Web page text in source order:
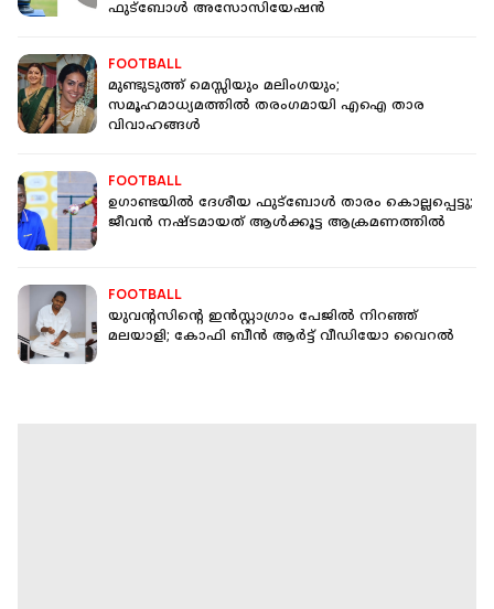
ഫുട്ബോൾ അസോസിയേഷൻ
FOOTBALL
മുണ്ടുടുത്ത് മെസ്സിയും മലിംഗയും;
സമൂഹമാധ്യമത്തിൽ തരംഗമായി എഐ താര
വിവാഹങ്ങൾ
FOOTBALL
ഉഗാണ്ടയിൽ ദേശീയ ഫുട്ബോൾ താരം കൊല്ലപ്പെട്ടു;
ജീവൻ നഷ്ടമായത് ആൾക്കൂട്ട ആക്രമണത്തിൽ
FOOTBALL
യുവന്റസിന്റെ ഇൻസ്റ്റാഗ്രാം പേജില്‍ നിറഞ്ഞ്
മലയാളി; കോഫി ബീൻ ആർട്ട് വീഡിയോ വൈറൽ